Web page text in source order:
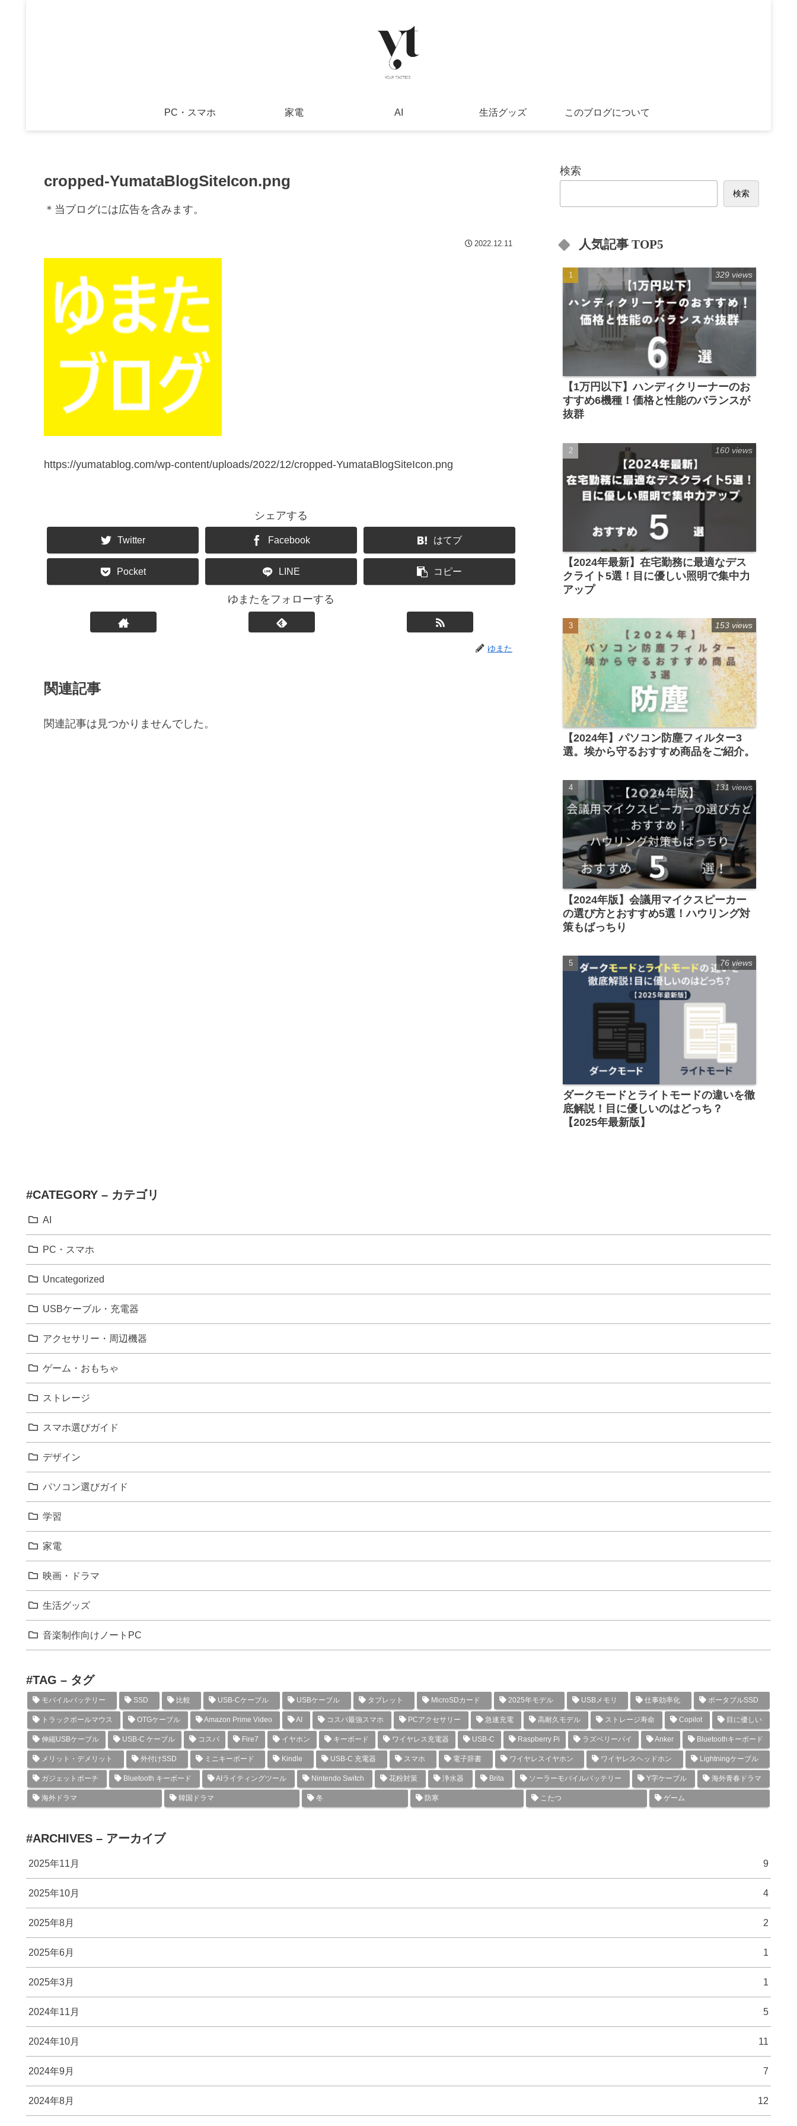
PC・スマホ 家電 AI 生活グッズ このブログについて
cropped-YumataBlogSiteIcon.png
＊当ブログには広告を含みます。
2022.12.11
https://yumatablog.com/wp-content/uploads/2022/12/cropped-YumataBlogSiteIcon.png
シェアする
Twitter Facebook はてブ
Pocket LINE コピー
ゆまたをフォローする
ゆまた
関連記事
関連記事は見つかりませんでした。
検索
検索
人気記事 TOP5
【1万円以下】ハンディクリーナーのお
すすめ6機種！価格と性能のバランスが
抜群
329 views
【2024年最新】在宅勤務に最適なデス
クライト5選！目に優しい照明で集中力
アップ
160 views
【2024年】パソコン防塵フィルター3
選。埃から守るおすすめ商品をご紹介。
153 views
【2024年版】会議用マイクスピーカー
の選び方とおすすめ5選！ハウリング対
策もばっちり
131 views
ダークモードとライトモードの違いを徹
底解説！目に優しいのはどっち？
【2025年最新版】
76 views
#CATEGORY – カテゴリ
AI
PC・スマホ
Uncategorized
USBケーブル・充電器
アクセサリー・周辺機器
ゲーム・おもちゃ
ストレージ
スマホ選びガイド
デザイン
パソコン選びガイド
学習
家電
映画・ドラマ
生活グッズ
音楽制作向けノートPC
#TAG – タグ
モバイルバッテリー SSD 比較 USB-Cケーブル USBケーブル タブレット MicroSDカード 2025年モデル USBメモリ 仕事効率化 ポータブルSSD
トラックボールマウス OTGケーブル Amazon Prime Video AI コスパ最強スマホ PCアクセサリー 急速充電 高耐久モデル ストレージ寿命 Copilot 目に優しい
伸縮USBケーブル USB-C ケーブル コスパ Fire7 イヤホン キーボード ワイヤレス充電器 USB-C Raspberry Pi ラズベリーパイ Anker Bluetoothキーボード
メリット・デメリット 外付けSSD ミニキーボード Kindle USB-C 充電器 スマホ 電子辞書 ワイヤレスイヤホン ワイヤレスヘッドホン Lightningケーブル
ガジェットポーチ Bluetooth キーボード AIライティングツール Nintendo Switch 花粉対策 浄水器 Brita ソーラーモバイルバッテリー Y字ケーブル 海外青春ドラマ
海外ドラマ 韓国ドラマ 冬 防寒 こたつ ゲーム
#ARCHIVES – アーカイブ
2025年11月 9
2025年10月 4
2025年8月 2
2025年6月 1
2025年3月 1
2024年11月 5
2024年10月 11
2024年9月 7
2024年8月 12